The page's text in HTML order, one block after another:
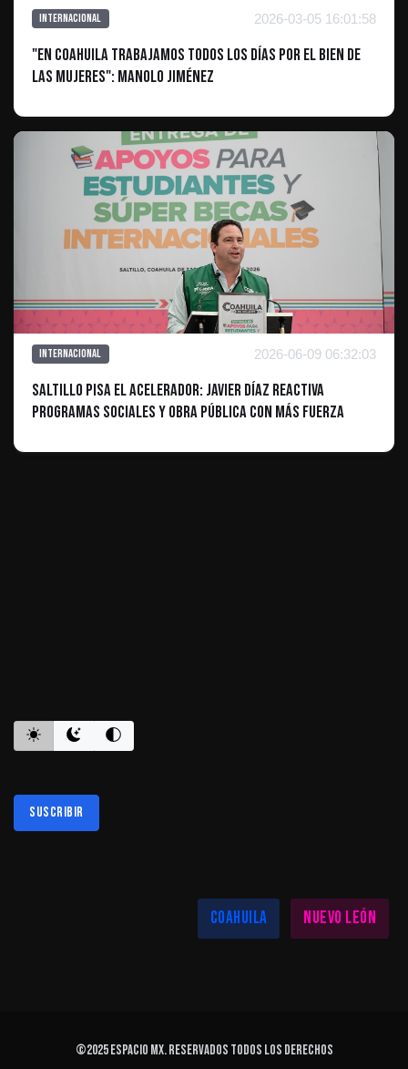
Internacional 2026-03-05 16:01:58
"En Coahuila trabajamos todos los días por el bien de
las mujeres": Manolo Jiménez
Internacional 2026-06-09 06:32:03
Saltillo pisa el acelerador: Javier Díaz reactiva
programas sociales y obra pública con más fuerza
Suscribir
Coahuila
Nuevo León
©2025ESPACIO MX. Reservados todos los derechos